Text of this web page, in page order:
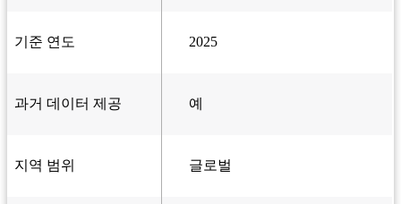
기준 연도 2025
과거 데이터 제공 예
지역 범위 글로벌